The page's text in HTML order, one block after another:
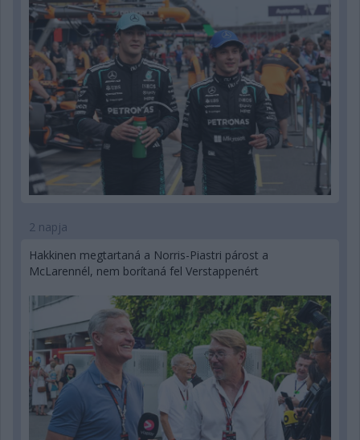
2 napja
Hakkinen megtartaná a Norris-Piastri párost a
McLarennél, nem borítaná fel Verstappenért